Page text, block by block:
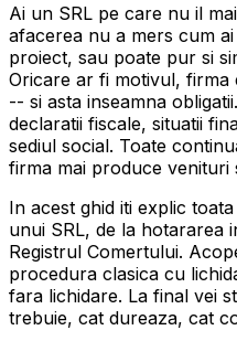
Ai un SRL pe care nu il
afacerea nu a mers cum
proiect, sau poate pur si
Oricare ar fi motivul, firma
-- si asta inseamna
declaratii fiscale, situatii
sediul social. Toate
firma mai produce venituri
In acest ghid iti explic
unui SRL, de la hotararea
Registrul Comertului.
procedura clasica cu
fara lichidare. La final vei
trebuie, cat dureaza, cat